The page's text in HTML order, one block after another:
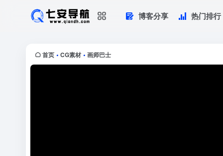
博客分享 热门排行
首页 • CG素材 • 画师巴士